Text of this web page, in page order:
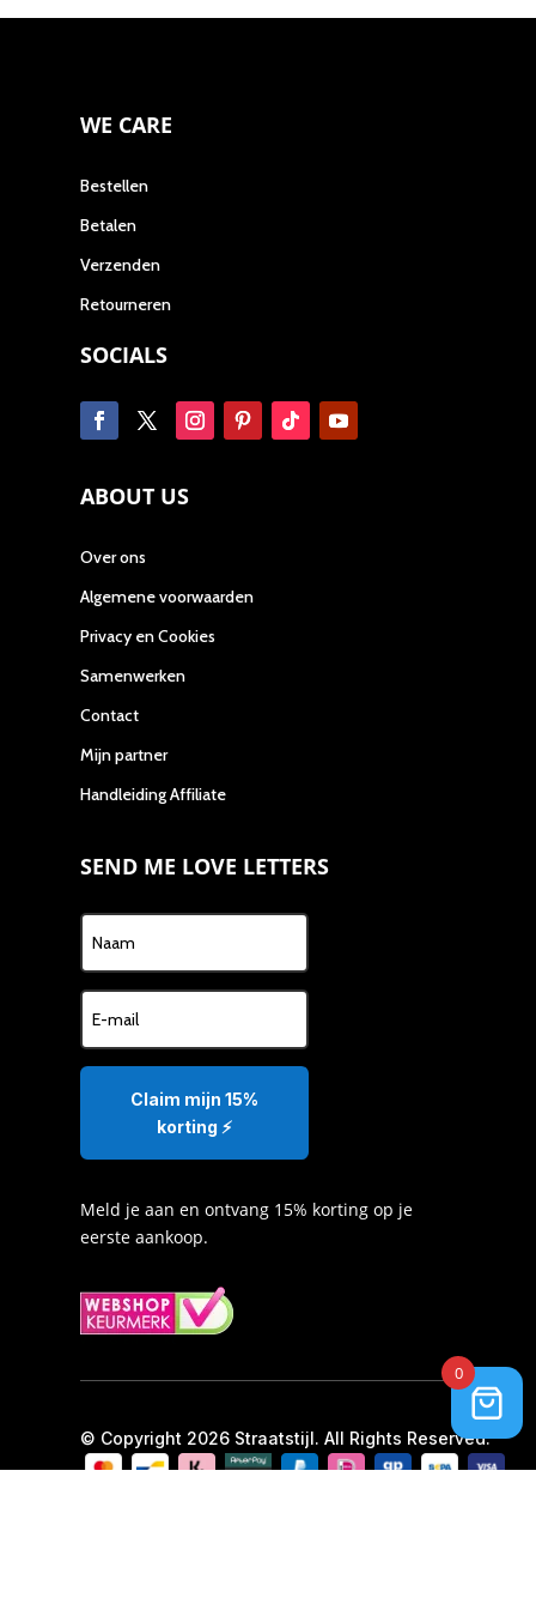
WE CARE
Bestellen
Betalen
Verzenden
Retourneren
SOCIALS
ABOUT US
Over ons
Algemene voorwaarden
Privacy en Cookies
Samenwerken
Contact
Mijn partner
Handleiding Affiliate
SEND ME LOVE LETTERS
Claim mijn 15%
korting ⚡️
Meld je aan en ontvang 15% korting op je
eerste aankoop.
© Copyright 2026 Straatstijl. All Rights Reserved.
0